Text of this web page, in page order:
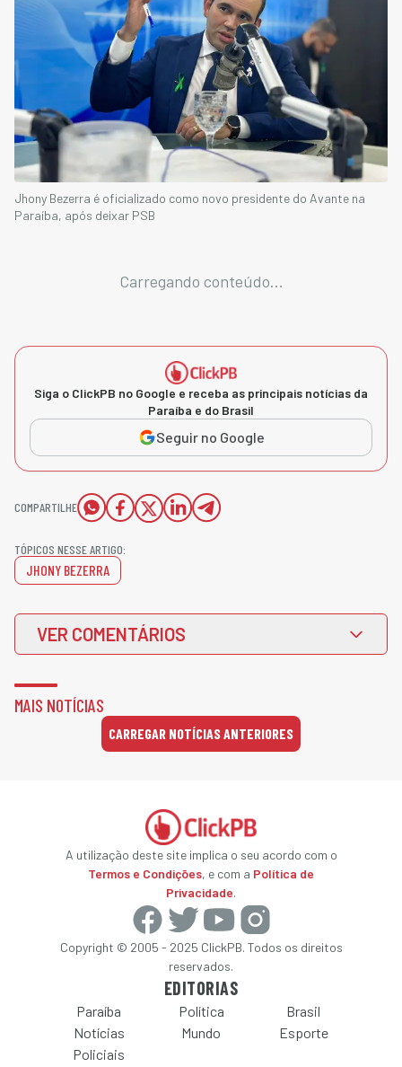
Jhony Bezerra é oficializado como novo presidente do Avante na
Paraíba, após deixar PSB
Carregando conteúdo...
Siga o ClickPB no Google e receba as principais notícias da
Paraíba e do Brasil
Seguir no Google
COMPARTILHE
TÓPICOS NESSE ARTIGO:
JHONY BEZERRA
VER COMENTÁRIOS
MAIS NOTÍCIAS
CARREGAR NOTÍCIAS ANTERIORES
A utilização deste site implica o seu acordo com o
Termos e Condições, e com a Política de
Privacidade.
Copyright © 2005 - 2025 ClickPB. Todos os direitos
reservados.
EDITORIAS
Paraíba Política
Brasil
Notícias
Policiais
Mundo Esporte